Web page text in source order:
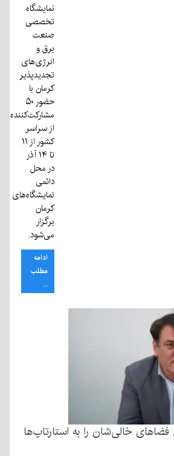
نمایشگاه
تخصصی
صنعت
برق و
انرژی‌های
تجدیدپذیر
کرمان با
حضور ۵۰
مشارکت‌کننده
از سراسر
کشور از ۱۱
تا ۱۴ آذر
در محل
دائمی
نمایشگاه‌های
کرمان
برگزار
می‌شود.
ادامه
مطلب
...
خالی‌شان را به استارتاپ‌ها